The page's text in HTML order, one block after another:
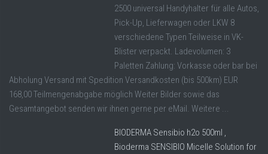
2500 universal Handyhalter für alle Autos,
Pick-Up, Lieferwagen oder LKW 8
verschiedene Typen Teilweise in VK-
Blister verpackt. Ladevolumen: 3
Paletten Zahlung: Vorkasse oder bar bei
Abholung Versand mit Spedition Versandkosten (bis 500km) EUR
168,00 Teilmengenabgabe möglich Weiter Bilder sowie das
Gesamtangebot senden wir ihnen gerne per eMail. Weitere ...
BIODERMA Sensibio h2o 500ml ,
Bioderma SENSIBIO Micelle Solution for